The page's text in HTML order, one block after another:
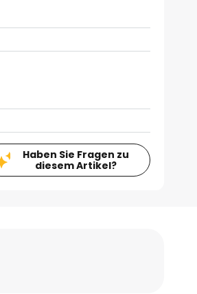
Haben Sie Fragen zu
diesem Artikel?